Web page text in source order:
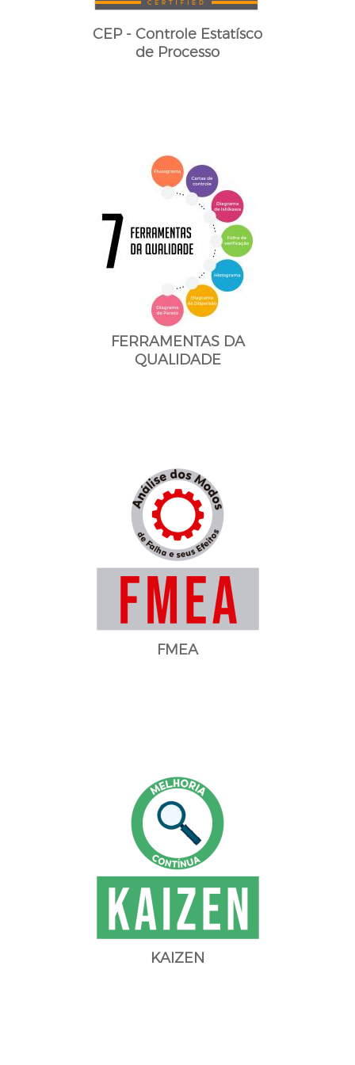
CEP - Controle Estatísco
de Processo
FERRAMENTAS DA
QUALIDADE
FMEA
KAIZEN